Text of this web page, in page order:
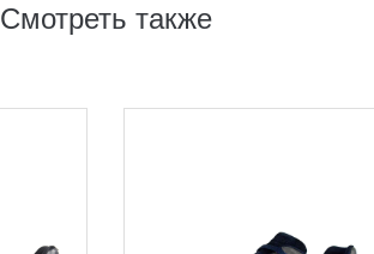
Смотреть также